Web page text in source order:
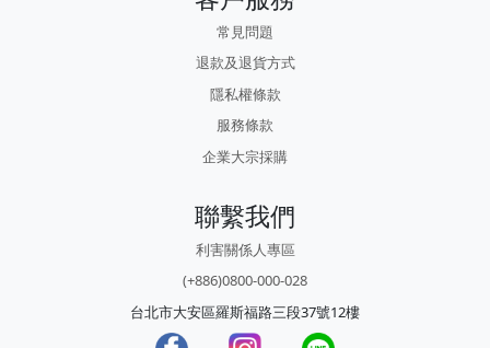
常見問題
退款及退貨方式
隱私權條款
服務條款
企業大宗採購
聯繫我們
利害關係人專區
(+886)0800-000-028
台北市大安區羅斯福路三段37號12樓